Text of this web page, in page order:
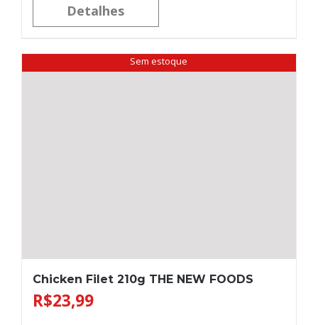
Detalhes
Sem estoque
Chicken Filet 210g THE NEW FOODS
R$23,99